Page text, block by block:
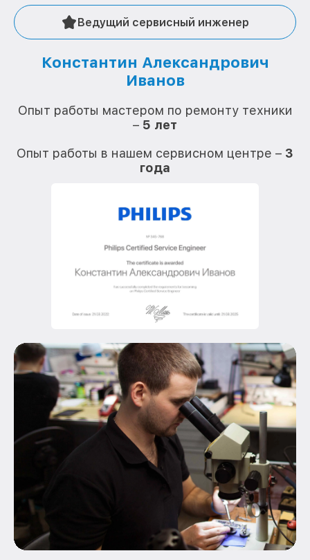
Ведущий сервисный инженер
Константин Александрович
Иванов
Опыт работы мастером по ремонту техники
– 5 лет
Опыт работы в нашем сервисном центре – 3
года